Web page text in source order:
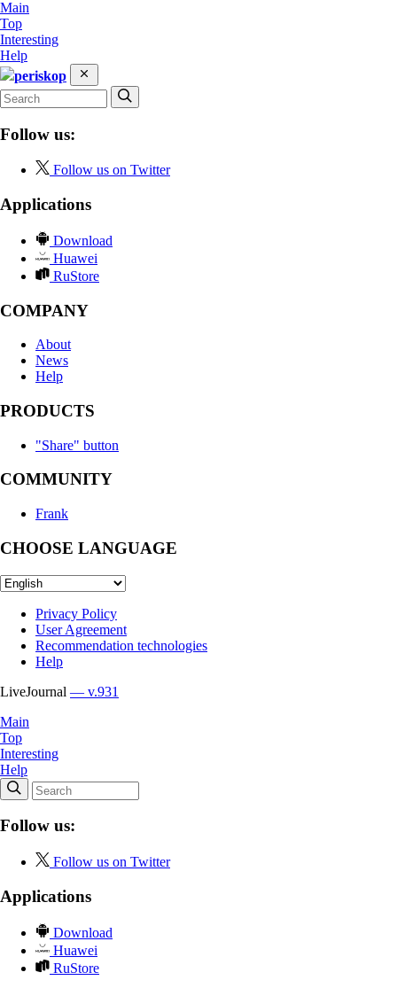
Main
Top
Interesting
Help
periskop
Follow us:
Follow us on Twitter
Applications
Download
Huawei
RuStore
COMPANY
About
News
Help
PRODUCTS
"Share" button
COMMUNITY
Frank
CHOOSE LANGUAGE
Privacy Policy
User Agreement
Recommendation technologies
Help
LiveJournal — v.931
Main
Top
Interesting
Help
Follow us:
Follow us on Twitter
Applications
Download
Huawei
RuStore